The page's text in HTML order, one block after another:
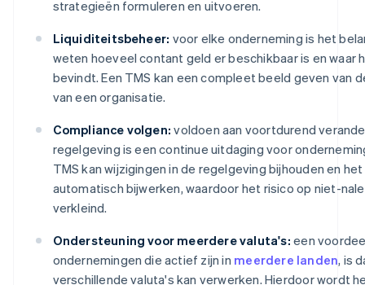
strategieën formuleren en uitvoeren.
Liquiditeitsbeheer: voor elke onderneming is het
weten hoeveel contant geld er beschikbaar is en waar
bevindt. Een TMS kan een compleet beeld geven van
van een organisatie.
Compliance volgen: voldoen aan voortdurend
regelgeving is een continue uitdaging voor
TMS kan wijzigingen in de regelgeving bijhouden en
automatisch bijwerken, waardoor het risico op niet-
verkleind.
Ondersteuning voor meerdere valuta's: een
ondernemingen die actief zijn in meerdere landen, is
verschillende valuta's kan verwerken. Hierdoor wordt